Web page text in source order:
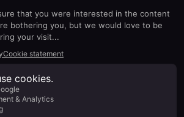
al éxito de tu estrategia.
noCRM te ayudan a gestionar
los prospectos, rastrear
mantener todos tus datos